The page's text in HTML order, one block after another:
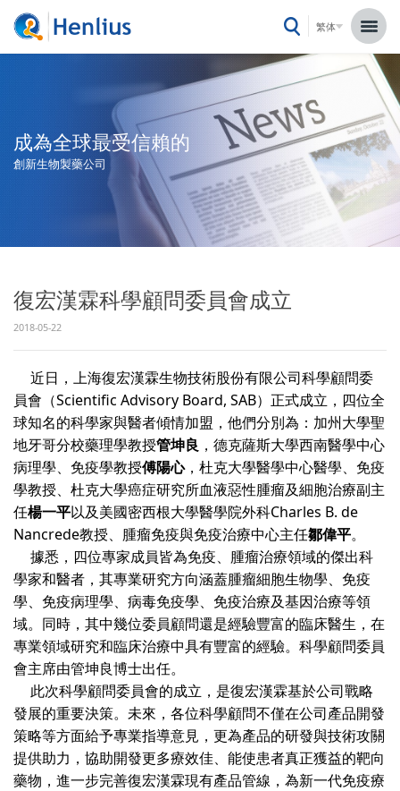
繁体
成為全球最受信賴的
創新生物製藥公司
復宏漢霖科學顧問委員會成立
2018-05-22
近日，上海復宏漢霖生物技術股份有限公司科學顧問委
員會（Scientific Advisory Board, SAB）正式成立，四位全
球知名的科學家與醫者傾情加盟，他們分別為：加州大學聖
地牙哥分校藥理學教授管坤良 ，德克薩斯大學西南醫學中心
病理學、免疫學教授傅陽心，杜克大學醫學中心醫學、免疫
學教授、杜克大學癌症研究所血液惡性腫瘤及細胞治療副主
任楊一平以及美國密西根大學醫學院外科Charles B. de
Nancrede教授、腫瘤免疫與免疫治療中心主任鄒偉平。
據悉，四位專家成員皆為免疫、腫瘤治療領域的傑出科
學家和醫者，其專業研究方向涵蓋腫瘤細胞生物學、免疫
學、免疫病理學、病毒免疫學、免疫治療及基因治療等領
域。同時，其中幾位委員顧問還是經驗豐富的臨床醫生，在
專業領域研究和臨床治療中具有豐富的經驗。科學顧問委員
會主席由管坤良博士出任。
此次科學顧問委員會的成立，是復宏漢霖基於公司戰略
發展的重要決策。未來，各位科學顧問不僅在公司產品開發
策略等方面給予專業指導意見，更為產品的研發與技術攻關
提供助力，協助開發更多療效佳、能使患者真正獲益的靶向
藥物，進一步完善復宏漢霖現有產品管線，為新一代免疫療